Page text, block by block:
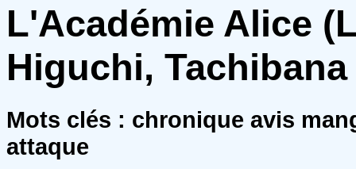
L'Académie Alice
Higuchi, Tachibana
Mots clés : chronique avis
attaque